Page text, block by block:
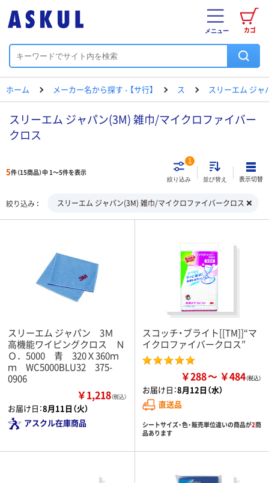
カゴ
メニュー
ホーム メーカー名から探す - 【サ行】 ス スリーエム ジャ
スリーエム ジャパン(3M) 雑巾/マイクロファイバー
クロス
5件（15商品）中 1～5件を表示
絞り込み
1
並び替え 表示切替
絞り込み スリーエム ジャパン(3M) 雑巾/マイクロファイバークロス
スリーエム ジャパン 3Ｍ
高機能ワイピングクロス Ｎ
Ｏ．5000 青 320Ｘ360ｍ
ｍ WC5000BLU32 375-
0906
￥1,218（税込）
お届け日：8月11日（火）
アスクル在庫商品
スコッチ・ブライト[[TM]]“マ
イクロファイバークロス”
￥288 ￥484
お届け日：8月12日（水）
直送品
シートサイズ・色・販売単位違いの商品が2商
品あります